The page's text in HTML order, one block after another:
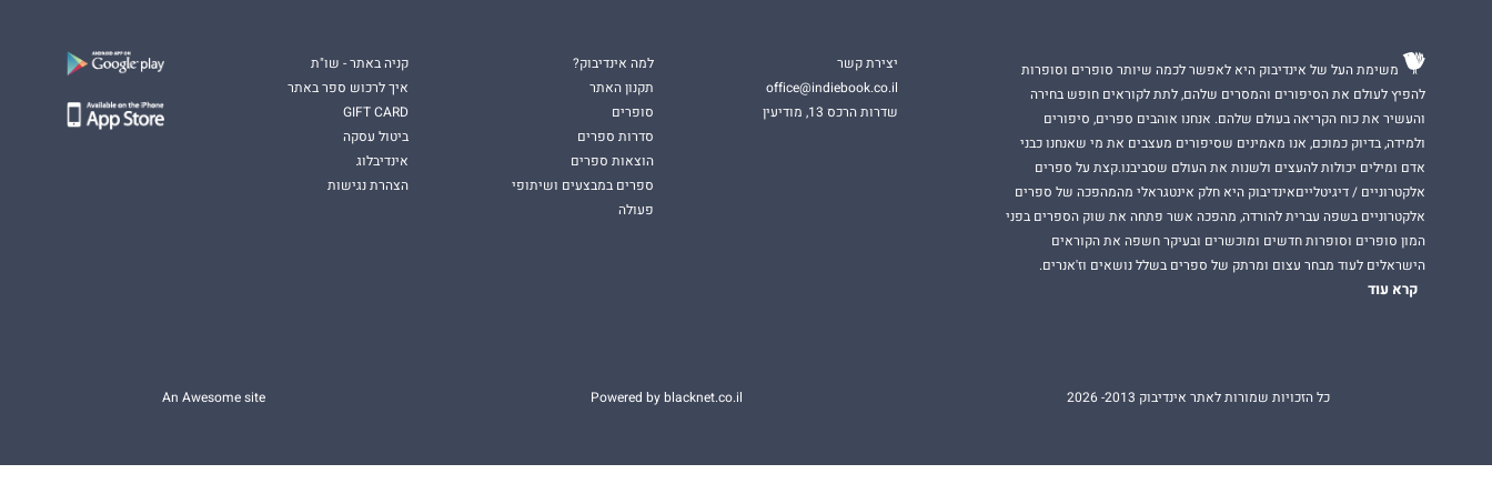
משימת העל של אינדיבוק היא לאפשר לכמה שיותר סופרים וסופרות
להפיץ לעולם את הסיפורים והמסרים שלהם, לתת לקוראים חופש בחירה
והעשיר את כוח הקריאה בעולם שלהם. אנחנו אוהבים ספרים, סיפורים
ולמידה, בדיוק כמוכם, אנו מאמינים שסיפורים מעצבים את מי שאנחנו כבני
אדם ומילים יכולות להעצים ולשנות את העולם שסביבנו.קצת על ספרים
אלקטרוניים / דיגיטלייםאינדיבוק היא חלק אינטגראלי מהמהפכה של ספרים
אלקטרוניים בשפה עברית להורדה, מהפכה אשר פתחה את שוק הספרים בפני
המון סופרים וסופרות חדשים ומוכשרים ובעיקר חשפה את הקוראים
הישראלים לעוד מבחר עצום ומרתק של ספרים בשלל נושאים וז'אנרים.
קרא עוד
יצירת קשר
office@indiebook.co.il
שדרות הרכס 13, מודיעין
למה אינדיבוק?
תקנון האתר
סופרים
סדרות ספרים
הוצאות ספרים
ספרים במבצעים ושיתופי
פעולה
קניה באתר - שו"ת
איך לרכוש ספר באתר
GIFT CARD
ביטול עסקה
אינדיבלוג
הצהרת נגישות
כל הזכויות שמורות לאתר אינדיבוק 2013- 2026 Powered by blacknet.co.il
An Awesome site